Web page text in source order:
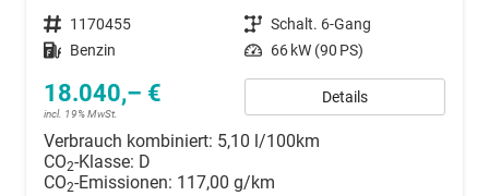
Fahrzeugnummer 1170455 Getriebe Schalt. 6-Gang
Kraftstoff Benzin Leistung 66 kW (90 PS)
18.040,– €
incl. 19% MwSt.
Details
Verbrauch kombiniert: 5,10 l/100km
CO2-Klasse: D
CO2-Emissionen: 117,00 g/km